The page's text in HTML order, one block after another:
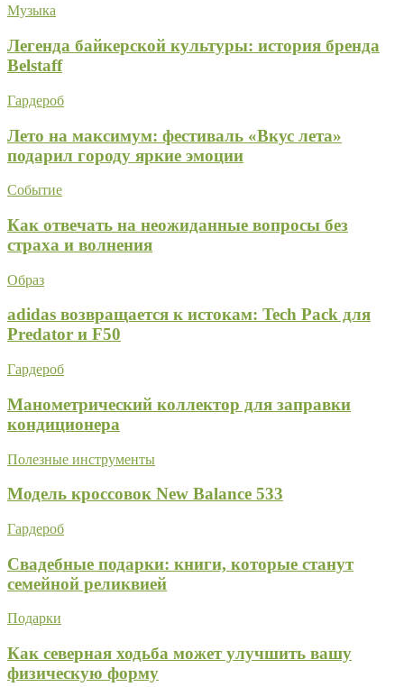
Музыка
Легенда байкерской культуры: история бренда
Belstaff
Гардероб
Лето на максимум: фестиваль «Вкус лета»
подарил городу яркие эмоции
Событие
Как отвечать на неожиданные вопросы без
страха и волнения
Образ
adidas возвращается к истокам: Tech Pack для
Predator и F50
Гардероб
Манометрический коллектор для заправки
кондиционера
Полезные инструменты
Модель кроссовок New Balance 533
Гардероб
Свадебные подарки: книги, которые станут
семейной реликвией
Подарки
Как северная ходьба может улучшить вашу
физическую форму